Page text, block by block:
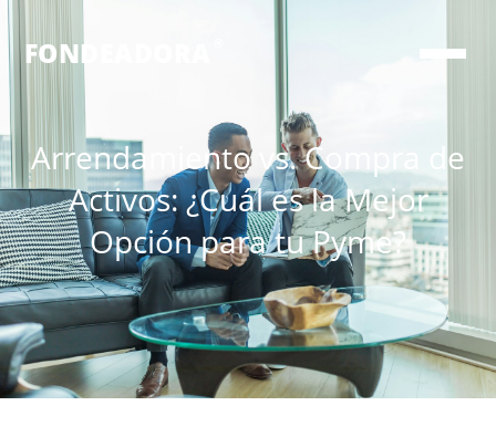
FONDEADORA
Arrendamiento vs. Compra de
Activos: ¿Cuál es la Mejor
Opción para tu Pyme?